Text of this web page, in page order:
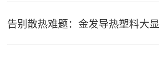
告别散热难题：金发导热塑料大